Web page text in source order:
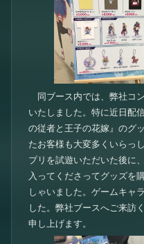
同ブース内では、弊社コ
いたしました。特に近日配
の従者と王子の花嫁』のグ
たお客様も大変多くいら
プリを試遊いただいた後に
入ってくださってグッズを
しゃいました。ゲームキャ
した。弊社ブースへご来訪
申し上げます。